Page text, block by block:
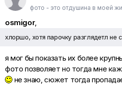
фото - это отдушина в моей
osmigor,
хлоршо, хотя парочку разглядетл не
я мог бы показать их более
фото позволяет но тогда мне
не знаю, сюжет тогда